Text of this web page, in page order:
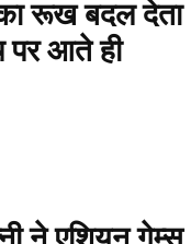
रूख बदल देता
पर आते ही